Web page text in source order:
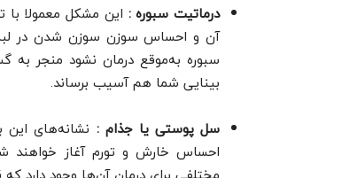
درماتیت سبوره : این مشکل معمولا
آن و احساس سوزن سوزن شدن در لبه
سبوره به‌موقع درمان نشود منجر
بینایی شما هم آسیب برساند.
سل پوستی یا جذام : نشانه‌های
احساس خارش و تورم آغاز خواهند